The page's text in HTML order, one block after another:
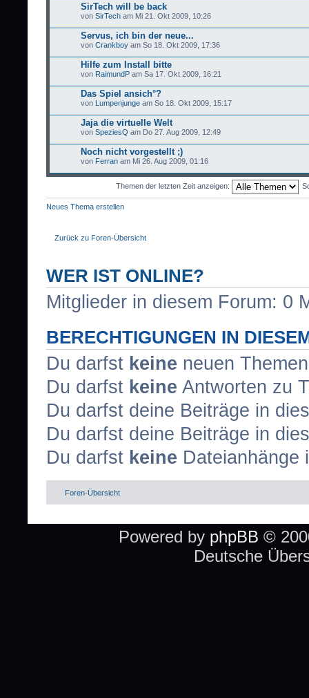
SirTech will be back
von SirTech am Mi 21. Okt 2009, 10:26
Servus, ich bin der neue...
von Crankboy am So 18. Okt 2009, 17:36
Hilfe zum Install bitte
von RaimundP am Sa 17. Okt 2009, 16:21
Das Spiel ansich°?
von Lumpenjunge am So 18. Okt 2009, 15:17
Jaja die virtuelle Welt
von SpeziesQ am Do 27. Aug 2009, 12:49
Noch nicht vorgestellt ;)
von Ferran am Mi 26. Aug 2009, 01:16
Themen der letzten Zeit anzeigen:
Neues Thema erstellen
Zurück zu Foren-Übersicht
WER IST ONLINE?
Mitglieder in diesem Forum: 0
BERECHTIGUNGEN IN
Du darfst keine neuen
Du darfst keine Antworten zu
Du darfst deine Beiträge in
Du darfst deine Beiträge in
Du darfst keine Dateianhänge
Foren-Übersicht
Powered by phpBB ©
Deutsche